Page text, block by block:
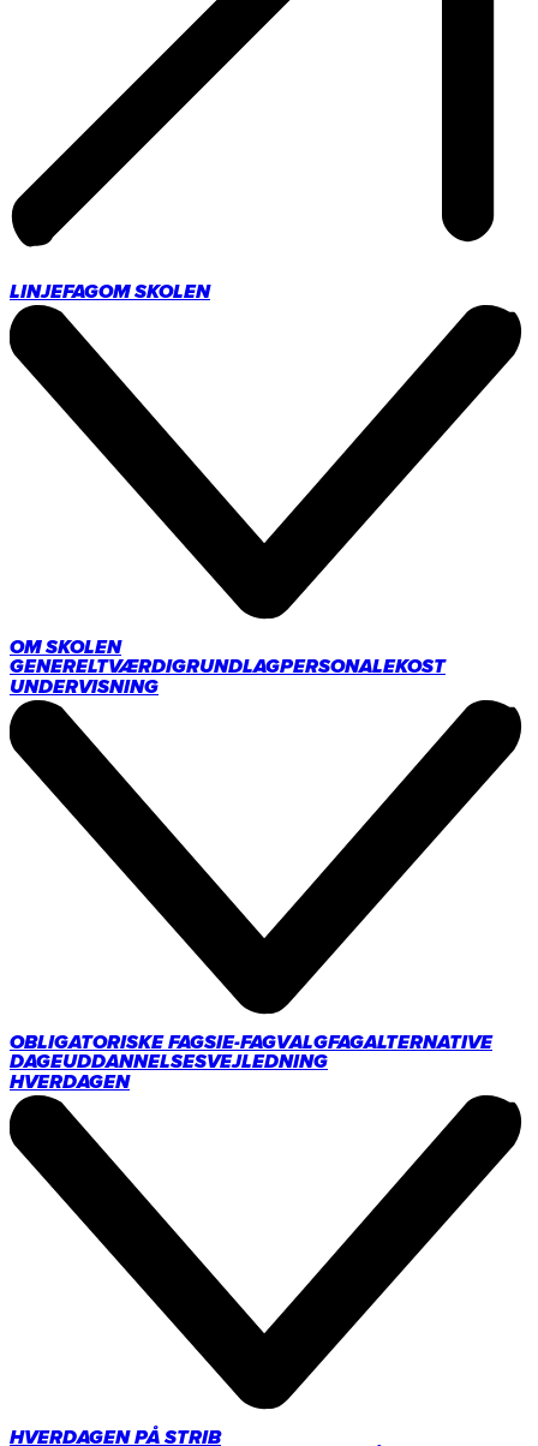
LINJEFAGOM SKOLEN
OM SKOLEN
GENERELTVÆRDIGRUNDLAGPERSONALEKOST
UNDERVISNING
OBLIGATORISKE FAGSIE-FAGVALGFAGALTERNATIVE
DAGEUDDANNELSESVEJLEDNING
HVERDAGEN
HVERDAGEN PÅ STRIB